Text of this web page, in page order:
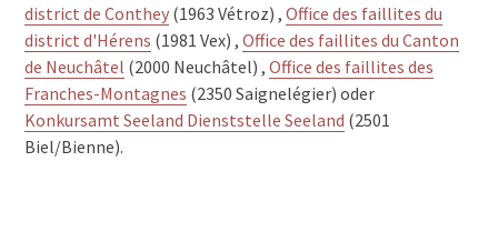
district de Conthey (1963 Vétroz) ,Office des faillites du
district d'Hérens (1981 Vex) ,Office des faillites du Canton
de Neuchâtel (2000 Neuchâtel) ,Office des faillites des
Franches-Montagnes (2350 Saignelégier) oder
Konkursamt Seeland Dienststelle Seeland (2501
Biel/Bienne).